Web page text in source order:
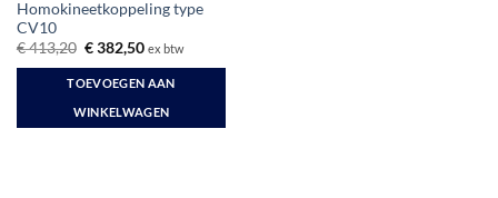
Homokineetkoppeling type
CV10
€413,20 Oorspronkelijke
was:
€ 413,20.
€382,50Huidige
is:
€ 382,50.
ex btw
TOEVOEGEN AAN
WINKELWAGEN